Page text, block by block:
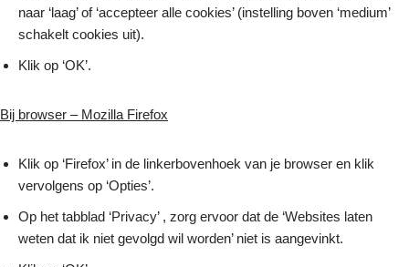
naar ‘laag’ of ‘accepteer alle cookies’ (instelling boven ‘medium’
schakelt cookies uit).
Klik op ‘OK’.
Bij browser – Mozilla Firefox
Klik op ‘Firefox’ in de linkerbovenhoek van je browser en klik
vervolgens op ‘Opties’.
Op het tabblad ‘Privacy’ , zorg ervoor dat de ‘Websites laten
weten dat ik niet gevolgd wil worden’ niet is aangevinkt.